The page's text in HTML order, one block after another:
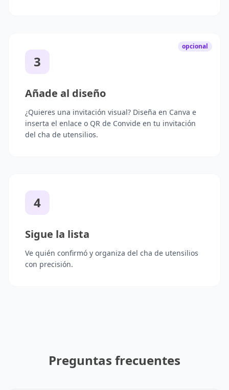
opcional
3
Añade al diseño
¿Quieres una invitación visual? Diseña en Canva e
inserta el enlace o QR de Convide en tu invitación
del cha de utensilios.
4
Sigue la lista
Ve quién confirmó y organiza del cha de utensilios
con precisión.
Preguntas frecuentes